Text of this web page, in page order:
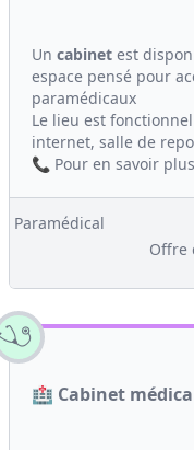
Un cabinet est
espace pensé pour
paramédicaux
Le lieu est
internet, salle de
📞 Pour en savoir
Paramédical
Offre
🏥 Cabinet